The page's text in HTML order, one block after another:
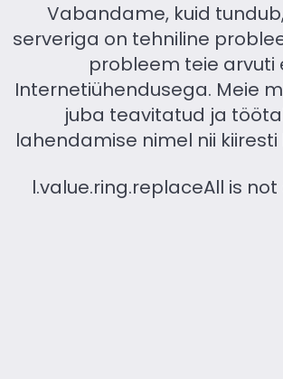
Vabandame, kuid
serveriga on tehniline
probleem teie arvuti
Internetiühendusega. Meie
juba teavitatud ja
lahendamise nimel nii kiiresti
l.value.ring.replaceAll is